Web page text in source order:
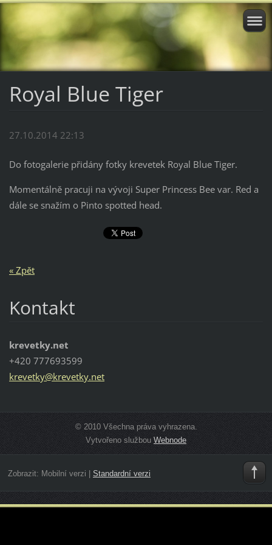
Royal Blue Tiger
27.10.2014 22:13
Do fotogalerie přidány fotky krevetek Royal Blue Tiger.
Momentálně pracuji na vývoji Super Princess Bee var. Red a
dále se snažím o Pinto spotted head.
« Zpět
Kontakt
krevetky.net
+420 777693599
krevetky@krevetky.net
© 2010 Všechna práva vyhrazena.
Vytvořeno službou Webnode
Zobrazit: Mobilní verzi Standardní verzi